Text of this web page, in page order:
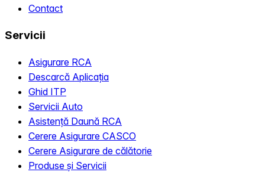
Contact
Servicii
Asigurare RCA
Descarcă Aplicația
Ghid ITP
Servicii Auto
Asistență Daună RCA
Cerere Asigurare CASCO
Cerere Asigurare de călătorie
Produse și Servicii